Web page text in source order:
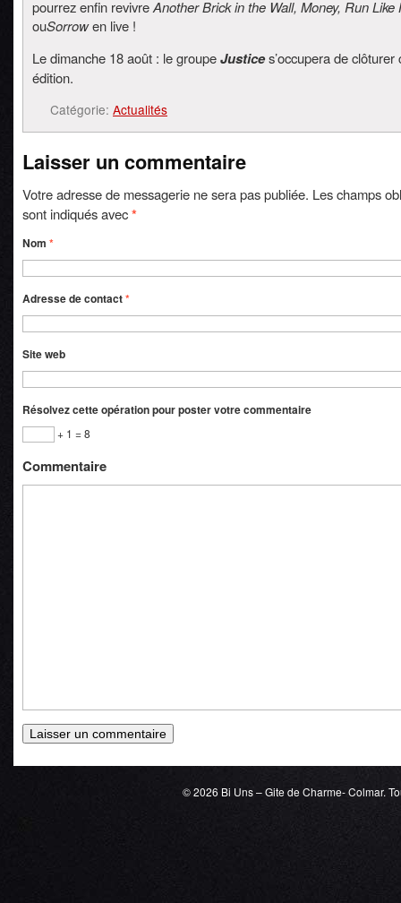
pourrez enfin revivreAnother Brick in the Wall, Money, Run Like
ouSorrowen live !
Le dimanche 18 août : le groupeJustices’occupera de clôturer
édition.
Catégorie: Actualités
Laisser un commentaire
Votre adresse de messagerie ne sera pas publiée. Les champs
sont indiqués avec*
Nom *
Adresse de contact*
Site web
Résolvez cette opération pour poster votre commentaire
+ 1 = 8
Commentaire
© 2026 Bi Uns – Gite de Charme- Colmar.